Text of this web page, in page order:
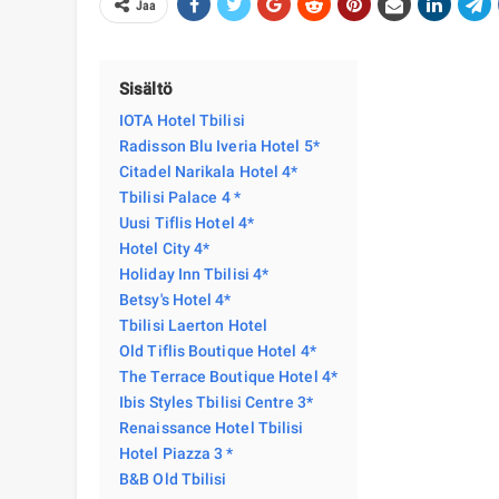
Jaa
Sisältö
IOTA Hotel Tbilisi
Radisson Blu Iveria Hotel 5*
Citadel Narikala Hotel 4*
Tbilisi Palace 4 *
Uusi Tiflis Hotel 4*
Hotel City 4*
Holiday Inn Tbilisi 4*
Betsy's Hotel 4*
Tbilisi Laerton Hotel
Old Tiflis Boutique Hotel 4*
The Terrace Boutique Hotel 4*
Ibis Styles Tbilisi Centre 3*
Renaissance Hotel Tbilisi
Hotel Piazza 3 *
B&B Old Tbilisi